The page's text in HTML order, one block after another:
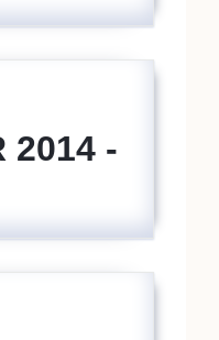
2014 -